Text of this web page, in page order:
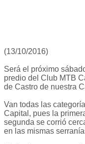
(13/10/2016)
Será el próximo
predio del Club MTB
de Castro de nuestra
Van todas las
Capital, pues la
segunda se corrió
en las mismas